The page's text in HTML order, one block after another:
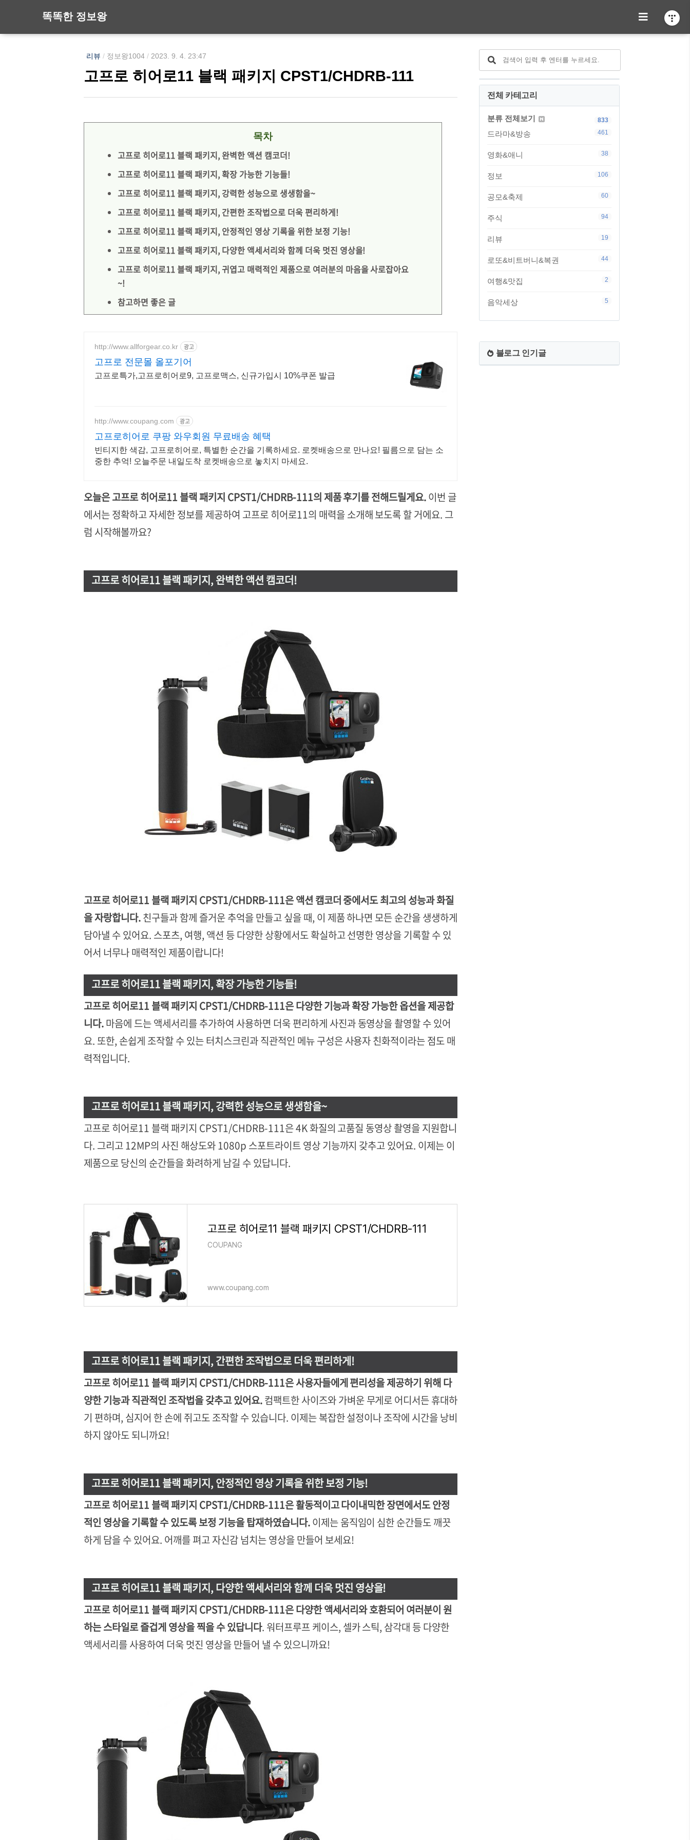
똑똑한 정보왕
리뷰 / 정보왕1004 / 2023. 9. 4. 23:47
고프로 히어로11 블랙 패키지 CPST1/CHDRB-111
목차
고프로 히어로11 블랙 패키지, 완벽한 액션 캠코더!
고프로 히어로11 블랙 패키지, 확장 가능한 기능들!
고프로 히어로11 블랙 패키지, 강력한 성능으로 생생함을~
고프로 히어로11 블랙 패키지, 간편한 조작법으로 더욱 편리하게!
고프로 히어로11 블랙 패키지, 안정적인 영상 기록을 위한 보정 기능!
고프로 히어로11 블랙 패키지, 다양한 액세서리와 함께 더욱 멋진 영상을!
고프로 히어로11 블랙 패키지, 귀엽고 매력적인 제품으로 여러분의 마음을 사로잡아요
~!
참고하면 좋은 글
http://www.allforgear.co.kr 광고
고프로 전문몰 올포기어
고프로특가,고프로히어로9, 고프로맥스, 신규가입시 10%쿠폰 발급
http://www.coupang.com 광고
고프로히어로 쿠팡 와우회원 무료배송 혜택
빈티지한 색감, 고프로히어로, 특별한 순간을 기록하세요. 로켓배송으로 만나요! 필름으로 담는 소
중한 추억! 오늘주문 내일도착 로켓배송으로 놓치지 마세요.
오늘은 고프로 히어로11 블랙 패키지 CPST1/CHDRB-111의 제품 후기를 전해드릴게요.이번 글
에서는 정확하고 자세한 정보를 제공하여 고프로 히어로11의 매력을 소개해 보도록 할 거에요. 그
럼 시작해볼까요?
고프로 히어로11 블랙 패키지, 완벽한 액션 캠코더!
고프로 히어로11 블랙 패키지 CPST1/CHDRB-111은 액션 캠코더 중에서도 최고의 성능과 화질
을 자랑합니다.친구들과 함께 즐거운 추억을 만들고 싶을 때, 이 제품 하나면 모든 순간을 생생하게
담아낼 수 있어요. 스포츠, 여행, 액션 등 다양한 상황에서도 확실하고 선명한 영상을 기록할 수 있
어서 너무나 매력적인 제품이랍니다!
고프로 히어로11 블랙 패키지, 확장 가능한 기능들!
고프로 히어로11 블랙 패키지 CPST1/CHDRB-111은 다양한 기능과 확장 가능한 옵션을 제공합
니다.마음에 드는 액세서리를 추가하여 사용하면 더욱 편리하게 사진과 동영상을 촬영할 수 있어
요. 또한, 손쉽게 조작할 수 있는 터치스크린과 직관적인 메뉴 구성은 사용자 친화적이라는 점도 매
력적입니다.
고프로 히어로11 블랙 패키지, 강력한 성능으로 생생함을~
고프로 히어로11 블랙 패키지 CPST1/CHDRB-111은 4K 화질의 고품질 동영상 촬영을 지원합니
다. 그리고 12MP의 사진 해상도와 1080p 스포트라이트 영상 기능까지 갖추고 있어요. 이제는 이
제품으로 당신의 순간들을 화려하게 남길 수 있답니다.
고프로 히어로11 블랙 패키지 CPST1/CHDRB-111
COUPANG
www.coupang.com
고프로 히어로11 블랙 패키지, 간편한 조작법으로 더욱 편리하게!
고프로 히어로11 블랙 패키지 CPST1/CHDRB-111은 사용자들에게 편리성을 제공하기 위해 다
양한 기능과 직관적인 조작법을 갖추고 있어요.컴팩트한 사이즈와 가벼운 무게로 어디서든 휴대하
기 편하며, 심지어 한 손에 쥐고도 조작할 수 있습니다. 이제는 복잡한 설정이나 조작에 시간을 낭비
하지 않아도 되니까요!
고프로 히어로11 블랙 패키지, 안정적인 영상 기록을 위한 보정 기능!
고프로 히어로11 블랙 패키지 CPST1/CHDRB-111은 활동적이고 다이내믹한 장면에서도 안정
적인 영상을 기록할 수 있도록 보정 기능을 탑재하였습니다.이제는 움직임이 심한 순간들도 깨끗
하게 담을 수 있어요. 어깨를 펴고 자신감 넘치는 영상을 만들어 보세요!
고프로 히어로11 블랙 패키지, 다양한 액세서리와 함께 더욱 멋진 영상을!
고프로 히어로11 블랙 패키지 CPST1/CHDRB-111은 다양한 액세서리와 호환되어 여러분이 원
하는 스타일로 즐겁게 영상을 찍을 수 있답니다. 워터프루프 케이스, 셀카 스틱, 삼각대 등 다양한
액세서리를 사용하여 더욱 멋진 영상을 만들어 낼 수 있으니까요!
전체 카테고리
분류 전체보기 833
드라마&방송 461
영화&애니 38
정보 106
공모&축제 60
주식 94
리뷰 19
로또&비트버니&복권 44
여행&맛집 2
음악세상 5
블로그 인기글